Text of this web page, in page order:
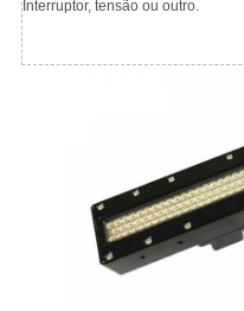
Interruptor, tensão ou outro.